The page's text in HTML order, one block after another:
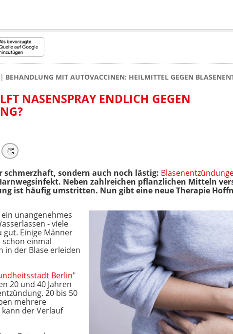
BEHANDLUNG MIT AUTOVACCINEN: HEILMITTEL GEGEN
NASENSPRAY ENDLICH GEGEN
👏
schmerzhaft, sondern auch noch lästig:
Neben zahlreichen pflanzlichen Mitteln
ist häufig umstritten. Nun gibt eine neue Therapie
unangenehmes
- viele
gut. Einige Männer
einmal
in der Blase erleiden
Berlin"
20 und 40 Jahren
20 bis 50
mehrere
der Verlauf